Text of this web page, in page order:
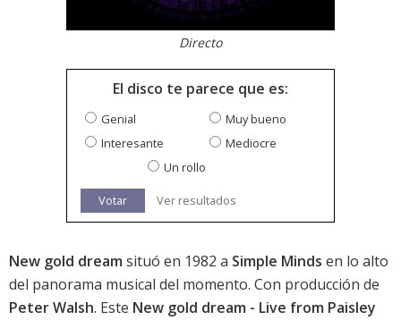
Directo
El disco te parece que es:
Genial
Muy bueno
Interesante
Mediocre
Un rollo
Votar Ver resultados
New gold dream situó en 1982 a Simple Minds en lo alto
del panorama musical del momento. Con producción de
Peter Walsh. Este New gold dream - Live from Paisley